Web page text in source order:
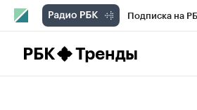
Подписка на
РБК Тренды